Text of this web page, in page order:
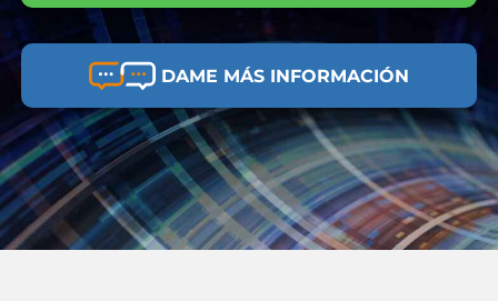
DAME MÁS INFORMACIÓN